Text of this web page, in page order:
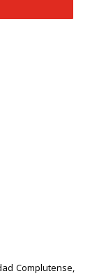
Complutense,